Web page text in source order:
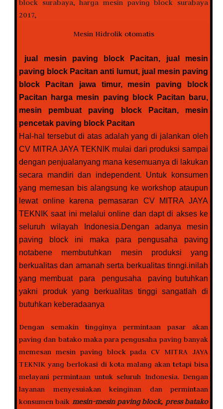
Mesin Hidrolik otomatis
jual mesin paving block Pacitan, jual mesin
paving block Pacitan anti lumut, jual mesin paving
block Pacitan jawa timur, mesin paving block
Pacitan harga mesin paving block Pacitan baru,
mesin pembuat paving block Pacitan, mesin
pencetak paving block Pacitan
Hal-hal tersebut di atas adalah yang di jalankan oleh
CV MITRA JAYA TEKNIK mulai dari produksi sampai
dengan penjualanyang mana kesemuanya di lakukan
secara mandiri dan independent. Untuk konsumen
yang memesan bis alangsung ke workshop ataupun
lewat online karena pemasaran CV MITRA JAYA
TEKNIK saat ini melalui online dan dapt di akses ke
seluruh wilayah Indonesia.Dengan adanya mesin
paving block ini maka para pengusaha paving
notabene membutuhkan mesin produksi yang
berkualitas dan amanah serta berkualitas tinngi.inilah
yang membuat para pengusaha paving butuhkan
yakni produk yang berkualitas tinggi sangatlah di
butuhkan keberadaanya
Dengan semakin tingginya permintaan pasar akan
paving dan batako maka para pengusaha paving banyak
memesan mesin paving block pada CV MITRA JAYA
TEKNIK yang berlokasi di kota malang akan tetapi bisa
melayani permintaan untuk seluruh Indonesia. Dengan
layanan menyesuiakan keinginan dan permintaan
konsumen baik mesin-mesin paving block, press batako